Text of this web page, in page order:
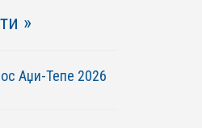
»
Аџи-Тепе 2026